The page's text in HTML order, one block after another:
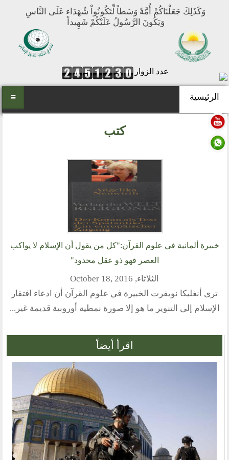
وَكَذَلِكَ جَعَلْنَاكُمْ أُمَّةً وَسَطاً لِّتَكُونُواْ شُهَدَاء عَلَى النَّاسِ
وَيَكُونَ الرَّسُولُ عَلَيْكُمْ شَهِيداً
عدد الزوار
من نحن
المنتدى العالمي للوسطية
أهداف المنتدى
الفكرة والتأسيس
تطلعاتنا
مكتبنا الدائم
منتدى الوسطية للفكر و الثقافة
الفكرة و التأسيس
اهدافنا
تطلعاتنا
الهيئة الادارية
أقسام الموقع
الحوار مع الاخر
الرئيسية
كتب
خبيرة ألمانية في علوم القرآن:"كل من يقول أن الإسلام لا يواكب
العصر فهو ذو عقل محدود"
الثلاثاء, October 18, 2016
ترى أنغليكا نويفرت الخبيرة في علوم القرآن أن ادعاء افتقار
الإسلام إلى التنوير ما هو إلا صورة نمطية أوروبية قديمة غير...
اقرأ أيضاً